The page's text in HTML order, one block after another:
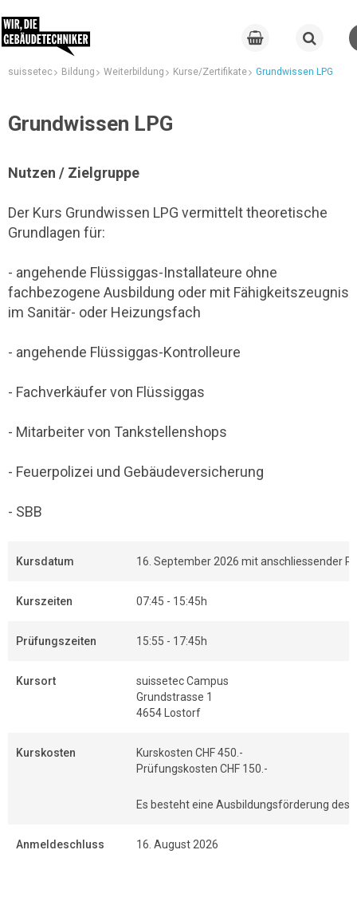
suissetec Bildung Weiterbildung Kurse/Zertifikate Grundwissen LPG
Grundwissen LPG
Nutzen / Zielgruppe
Der Kurs Grundwissen LPG vermittelt theoretische
Grundlagen für:
- angehende Flüssiggas-Installateure ohne
fachbezogene Ausbildung oder mit Fähigkeitszeugnis
im Sanitär- oder Heizungsfach
- angehende Flüssiggas-Kontrolleure
- Fachverkäufer von Flüssiggas
- Mitarbeiter von Tankstellenshops
- Feuerpolizei und Gebäudeversicherung
- SBB
Kursdatum 16. September 2026 mit anschliessender
Kurszeiten 07:45 - 15:45h
Prüfungszeiten 15:55 - 17:45h
Kursort
suissetec Campus
Grundstrasse 1
4654 Lostorf
Kurskosten
Kurskosten CHF 450.-
Prüfungskosten CHF 150.-
Es besteht eine Ausbildungsförderung des
Anmeldeschluss 16. August 2026